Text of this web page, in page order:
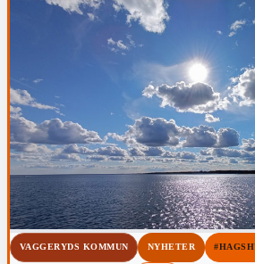
VAGGERYDS KOMMUN NYHETER